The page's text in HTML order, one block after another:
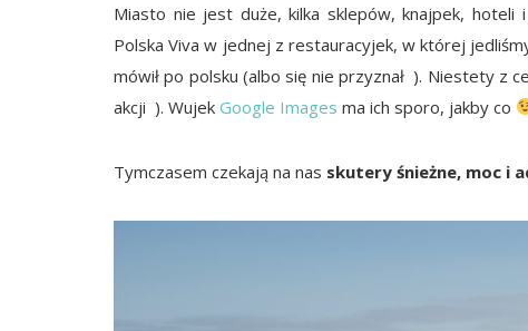
Miasto nie jest duże, kilka sklepów, knajpek, hoteli
Polska Viva w jednej z restauracyjek, w której
mówił po polsku (albo się nie przyznał ). Niestety z
akcji ). Wujek Google Images ma ich sporo, jakby co
Tymczasem czekają na nas skutery śnieżne, moc i